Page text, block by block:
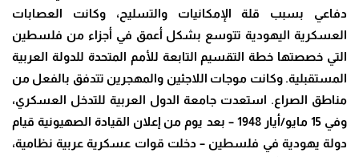
دفاعي بسبب قلة الإمكانيات والتسليح، وكانت العصابات
العسكرية اليهودية تتوسع بشكل أعمق في أجزاء من فلسطين
التي خصصتها خطة التقسيم التابعة للأمم المتحدة للدولة العربية
المستقبلية. وكانت موجات اللاجئين والمهجرين تتدفق بالفعل من
مناطق الصراع. استعدت جامعة الدول العربية للتدخل العسكري،
وفي 15 مايو/أيار 1948 – بعد يوم من إعلان القيادة الصهيونية قيام
دولة يهودية في فلسطين – دخلت قوات عسكرية عربية نظامية،